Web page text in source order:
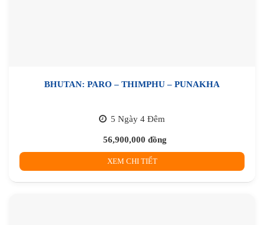
BHUTAN: PARO – THIMPHU – PUNAKHA
5 Ngày 4 Đêm
56,900,000 đồng
XEM CHI TIẾT